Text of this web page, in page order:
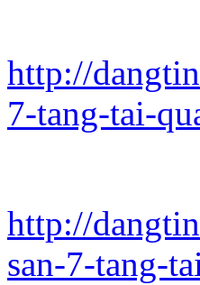
http://
7-tang-tai-
http://
san-7-tang-